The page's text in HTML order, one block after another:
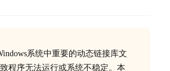
系统中重要的动态链接库文
程序无法运行或系统不稳定。本